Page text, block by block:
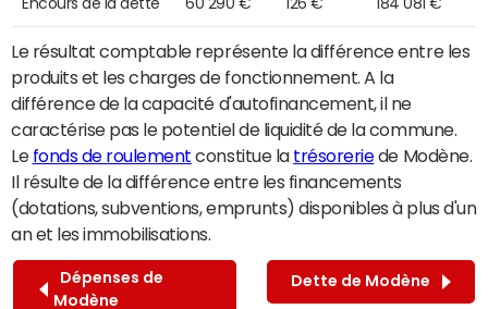
Le résultat comptable représente la différence entre les
produits et les charges de fonctionnement. A la
différence de la capacité d'autofinancement, il ne
caractérise pas le potentiel de liquidité de la commune.
Le fonds de roulement constitue la trésoreriede Modène.
Il résulte de la différence entre les financements
(dotations, subventions, emprunts) disponibles à plus d'un
an et les immobilisations.
Dépenses de
Modène
Dette de Modène